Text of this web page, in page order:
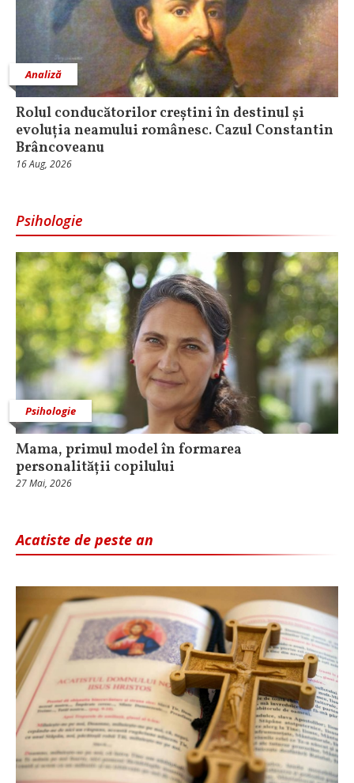
Analiză
Rolul conducătorilor creștini în destinul și
evoluția neamului românesc. Cazul Constantin
Brâncoveanu
16 Aug, 2026
Psihologie
Psihologie
Mama, primul model în formarea
personalității copilului
27 Mai, 2026
Acatiste de peste an